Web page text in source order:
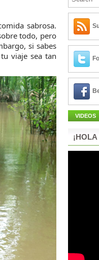
sabrosa.
todo, pero
si sabes
viaje sea tan
VIDEOS